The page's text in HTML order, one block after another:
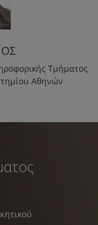
Τμήματος
Αθηνών